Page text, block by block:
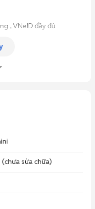
, VNeID đầy đủ
hình LTPO AMOLED,
Li-Ion 5700 mAh
100% tiếng Việt
thân phường thới bình
)
sửa chữa)